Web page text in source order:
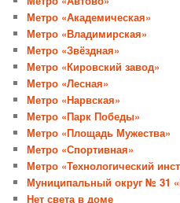
Метро «Академическая»
Метро «Владимирская»
Метро «Звёздная»
Метро «Кировский завод»
Метро «Лесная»
Метро «Нарвская»
Метро «Парк Победы»
Метро «Площадь Мужества»
Метро «Спортивная»
Метро «Технологический
Муниципальный округ № 31
Нет света в доме